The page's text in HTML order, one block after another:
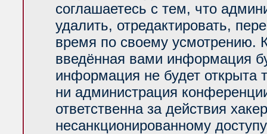
соглашаетесь с тем, что
удалить, отредактировать,
время по своему усмотрению.
введённая вами информация
информация не будет открыта
ни администрация
ответственна за действия
несанкционированному